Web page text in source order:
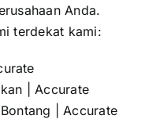
Anda.
terdekat kami:
Accurate
Accurate